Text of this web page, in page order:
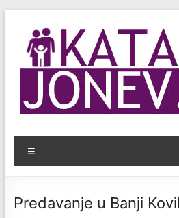
content
Bezbednost
na
Predavanje u Banji